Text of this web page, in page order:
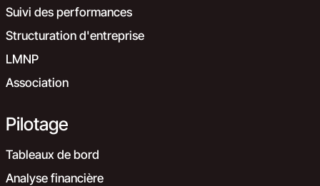
Suivi des performances
Structuration d'entreprise
LMNP
Association
Pilotage
Tableaux de bord
Analyse financière